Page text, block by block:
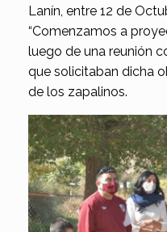
Lanín, entre 12 de
“Comenzamos a
luego de una reunión
que solicitaban dicha
de los zapalinos.